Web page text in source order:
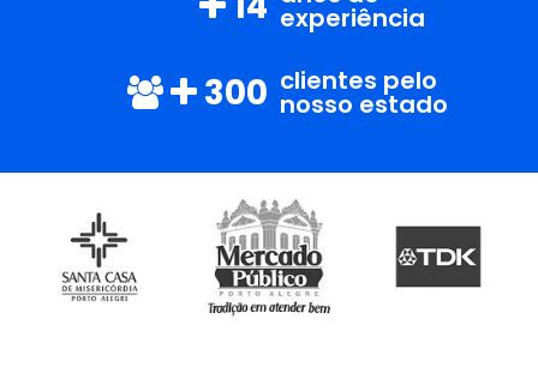
experiência
300 clientes pelo
nosso estado